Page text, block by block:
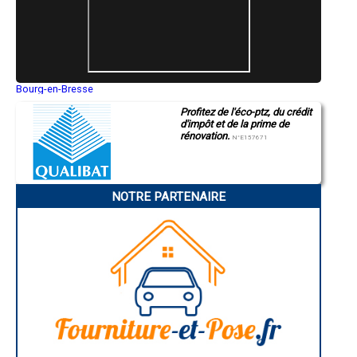
- Entreprise de rénovation immobilière à Saint-Étienne-du-Grès
- Entreprise de rénovation immobilière à Le Tholonet
- Entreprise de rénovation immobilière à Châteauneuf-le-Rouge
- Entreprise de rénovation immobilière à Maussane-les-Alpilles
- Entreprise de rénovation immobilière à Puyloubier
- Entreprise de rénovation immobilière à Eygalières
- Entreprise de rénovation immobilière à Belcodène
- Entreprise de rénovation immobilière à Lamanon
- Entreprise de rénovation immobilière à Aureille
- Entreprise de rénovation immobilière à Vernègues
- Entreprise de rénovation immobilière à Paradou
- Entreprise de rénovation immobilière à Cornillon-Confoux
- Entreprise de rénovation immobilière à Saint-Marc-Jaumegarde
- Entreprise de rénovation immobilière à Saint-Paul-lès-Durance
- Entreprise de rénovation immobilière à Vauvenargues
- Entreprise de rénovation immobilière à Verquières
- Entreprise de rénovation immobilière à La Barben
- Entreprise de rénovation immobilière à Beaurecueil
Bourg-en-Bresse
Montluçon
Manosque
Gap
Charleville-Mézières
Pamiers
Narbonne
Saint-Brieuc
Profitez de l'éco-ptz, du crédit
d'impôt et de la prime de
rénovation. N°E157671
NOTRE PARTENAIRE